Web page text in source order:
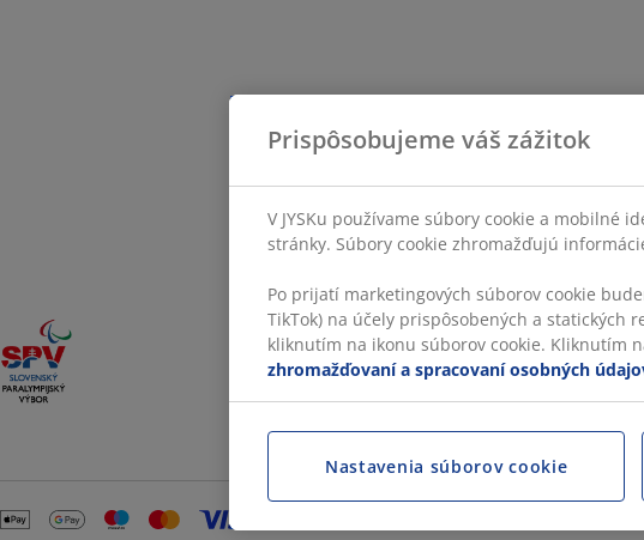
Prispôsobujeme váš zážitok
V JYSKu používame súbory cookie a mobilné
stránky. Súbory cookie zhromažďujú
Po prijatí marketingových súborov cookie
TikTok) na účely prispôsobených a statických
kliknutím na ikonu súborov cookie. Kliknutím
zhromažďovaní a spracovaní osobných
Nastavenia súborov cookie